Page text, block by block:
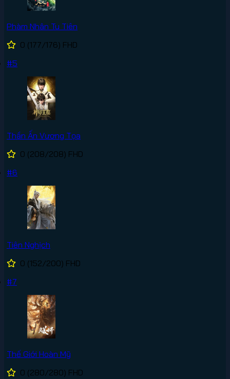
Phàm Nhân Tu Tiên
0 (177/176) FHD
#5
Thần Ấn Vương Tọa
0 (208/208) FHD
#6
Tiên Nghịch
0 (152/200) FHD
#7
Thế Giới Hoàn Mỹ
0 (280/280) FHD